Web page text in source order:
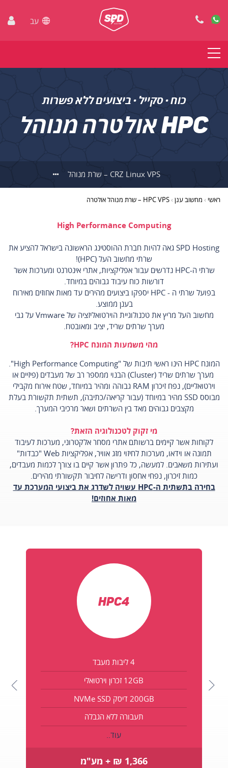
עב
כוח · סקייל · ביצועים ללא פשרות
HPC אולטרה מנוהל
CRZ Linux VPS – שרת מנוהל
ראשי › מחשוב ענן›HPC VPS – שרת מנוהל אולטרה
High Performance Computing
SPD Hosting גאה להיות חברת ההוסטינג הראשונה בישראל להציע את
שרתי מחשוב העל (HPC)!
שרתי ה-HPC נדרשים עבור אפליקציות, אתרי אינטרנט ומערכות אשר
דורשות כוח עיבוד גבוהים במיוחד.
בפועל שרתי ה - HPC יספקו ביצועים מהירים עד מאות אחוזים מאירוח
בענן ממוצע.
מחשוב העל מריץ את טכנולוגיית הוירטואליזציה של Vmware על גבי
מערך שרתים שריד, יציב ומאובטח.
מהי משמעות המונח HPC?
המונח HPC הינו ראשי תיבות של "High Performance Computing".
מערך שרתים שריד (Cluster) הבנוי ממספר רב של מעבדים (פיזיים או
וירטואליים), נפח זיכרון RAM גבוהה ומהיר במיוחד, שטח אירוח מקבילי
מבוסס SSD מהיר במיוחד (עבור קריאה/כתיבה), תשתית תקשורת בעלת
מקצבים גבוהים מאד בין השרתים ושאר מרכיבי המערך.
מי זקוק לטכנולוגיה הזאת?
לקוחות אשר קיימים ברשותם אתרי מסחר אלקטרוני, מערכות לעיבוד
תמונה או וידאו, מערכות לחיזוי מזג אוויר, אפליקציות Web "כבדות"
ועתירות משאבים. למעשה, כל פתרון אשר קיים בו צורך לכמות מעבדים,
כמות זיכרון, נפחי אחסון ודרישה לחיבור תקשורתי מהירים.
בחירה בתשתית ה-HPC עשויה לשדרג את ביצועי המערכת עד
מאות אחוזים!
HPC4
4 ליבות מעבד
12GB זכרון וירטואלי
200GB דיסק NVMe SSD
תעבורה ללא הגבלה
עוד..
1,366 ₪ + מע"מ